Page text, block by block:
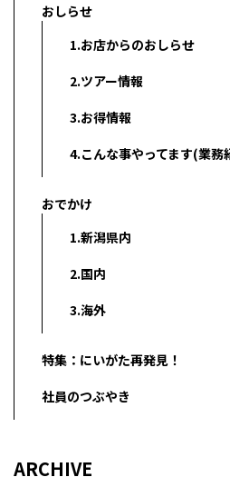
おしらせ
1.お店からのおしらせ
2.ツアー情報
3.お得情報
4.こんな事やってます(業務
おでかけ
1.新潟県内
2.国内
3.海外
特集：にいがた再発見！
社員のつぶやき
ARCHIVE